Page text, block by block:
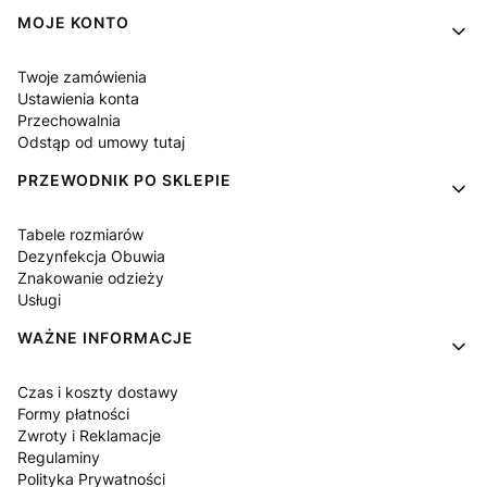
Linki w stopce
MOJE KONTO
Twoje zamówienia
Ustawienia konta
Przechowalnia
Odstąp od umowy tutaj
PRZEWODNIK PO SKLEPIE
Tabele rozmiarów
Dezynfekcja Obuwia
Znakowanie odzieży
Usługi
WAŻNE INFORMACJE
Czas i koszty dostawy
Formy płatności
Zwroty i Reklamacje
Regulaminy
Polityka Prywatności